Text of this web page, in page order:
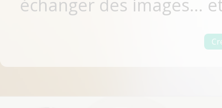
échanger des images...